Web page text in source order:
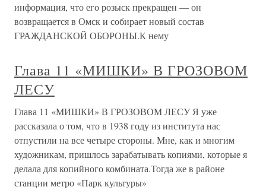
информация, что его розыск прекращен — он
возвращается в Омск и собирает новый состав
ГРАЖДАНСКОЙ ОБОРОНЫ.К нему
Глава 11 «МИШКИ» В ГРОЗОВОМ
ЛЕСУ
Глава 11 «МИШКИ» В ГРОЗОВОМ ЛЕСУ Я уже
рассказала о том, что в 1938 году из института нас
отпустили на все четыре стороны. Мне, как и многим
художникам, пришлось зарабатывать копиями, которые я
делала для копийного комбината.Тогда же в районе
станции метро «Парк культуры»